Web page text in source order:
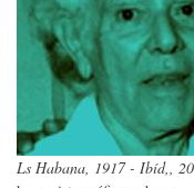
Ls Habana, 1917 - Ibíd,,